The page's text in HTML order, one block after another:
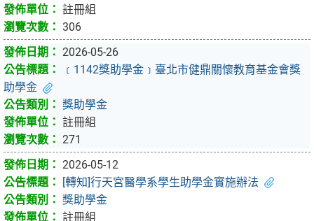
註冊組
306
2026-05-26
﹝1142獎助學金﹞臺北市健鼎關懷教育基金會獎
助學金
獎助學金
註冊組
271
2026-05-12
[轉知]行天宮醫學系學生助學金實施辦法
獎助學金
註冊組